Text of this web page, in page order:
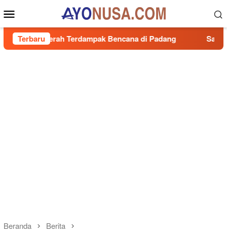
ke
kontenMobile
Terbaru
Terdampak Bencana di Padang Sambut HUT RI
Beranda Berita